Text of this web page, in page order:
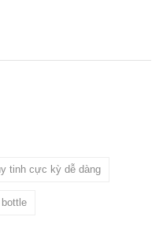
tinh cực kỳ dễ dàng